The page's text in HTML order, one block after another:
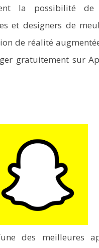
la possibilité de
et designers de
de réalité
gratuitement sur
des meilleures